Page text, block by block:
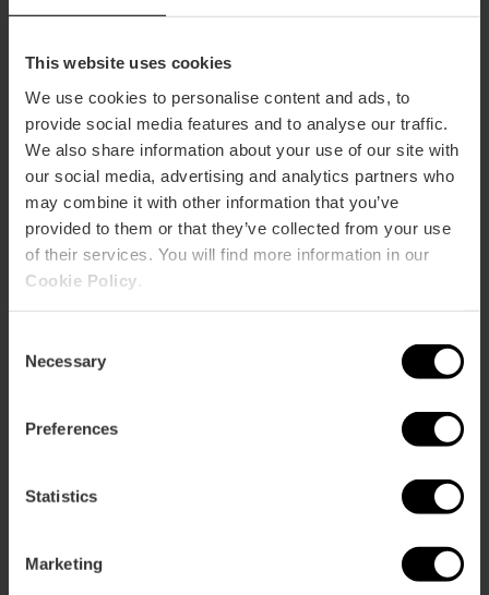
This website uses cookies
We use cookies to personalise content and ads, to
provide social media features and to analyse our traffic.
We also share information about your use of our site with
our social media, advertising and analytics partners who
may combine it with other information that you’ve
provided to them or that they’ve collected from your use
of their services. You will find more information in our
Cookie Policy
Selection
Necessary
Preferences
Statistics
Marketing
Valencia Tourist Card 7 giorni